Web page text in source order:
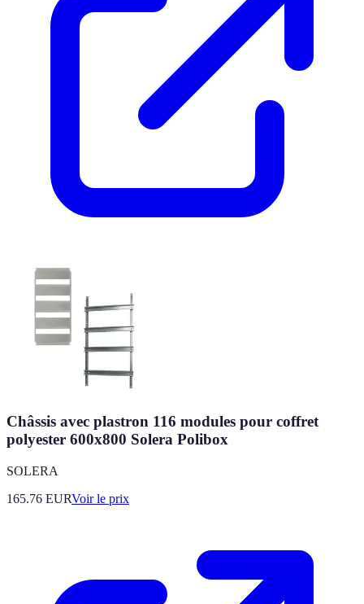
Châssis avec plastron 116 modules pour coffret
polyester 600x800 Solera Polibox
SOLERA
165.76 EURVoir le prix